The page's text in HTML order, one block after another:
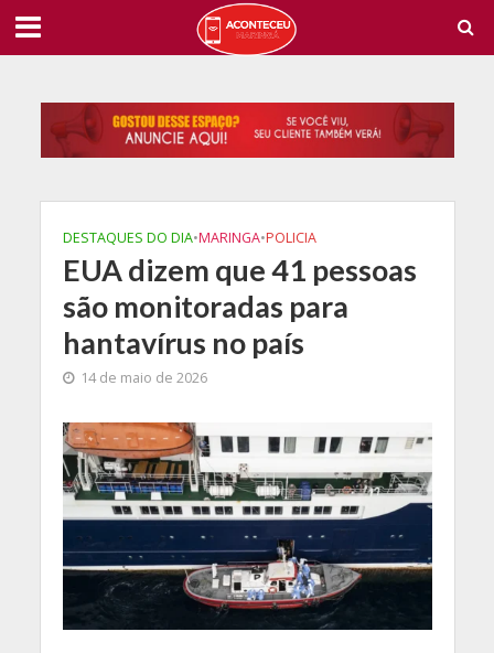
DESTAQUES DO DIA•MARINGA•POLICIA
EUA dizem que 41 pessoas
são monitoradas para
hantavírus no país
14 de maio de 2026